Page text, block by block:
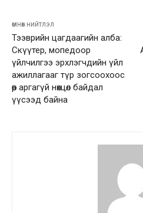
өмнөх нийтлэл
Тээврийн цагдаагийн алба:
Скүүтер, мопедоор
үйлчилгээ эрхлэгчдийн үйл
ажиллагааг түр зогсоохоос
өөр аргагүй нөхцөл байдал
үүсээд байна